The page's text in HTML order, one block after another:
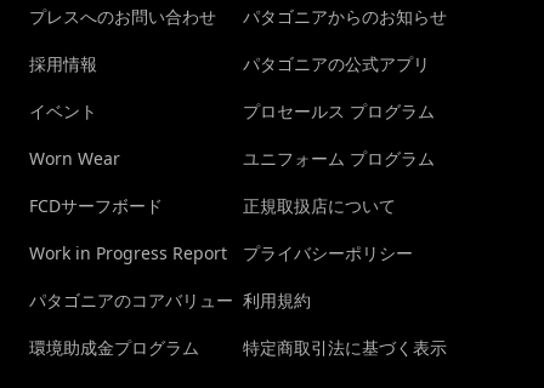
プレスへのお問い合わせ
採用情報
イベント
Worn Wear
FCDサーフボード
Work in Progress Report
パタゴニアのコアバリュー
環境助成金プログラム
パタゴニアからのお知らせ
パタゴニアの公式アプリ
プロセールス プログラム
ユニフォーム プログラム
正規取扱店について
プライバシーポリシー
利用規約
特定商取引法に基づく表示